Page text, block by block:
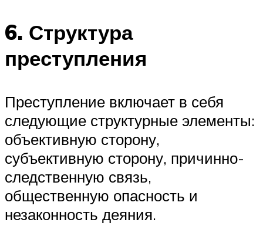
6. Структура
преступления
Преступление включает в себя
следующие структурные элементы:
объективную сторону,
субъективную сторону, причинно-
следственную связь,
общественную опасность и
незаконность деяния.